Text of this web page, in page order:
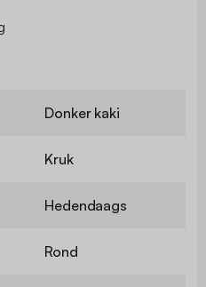
Donker kaki
Kruk
Hedendaags
Rond